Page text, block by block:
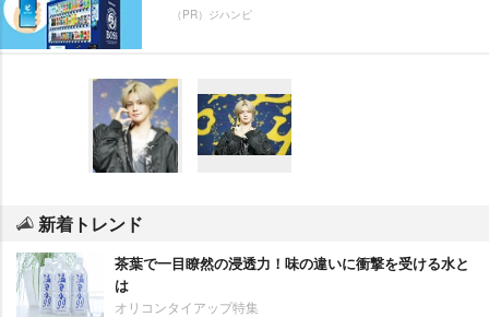
（PR）ジハンピ
新着トレンド
茶葉で一目瞭然の浸透力！味の違いに衝撃を受ける水と
は
オリコンタイアップ特集